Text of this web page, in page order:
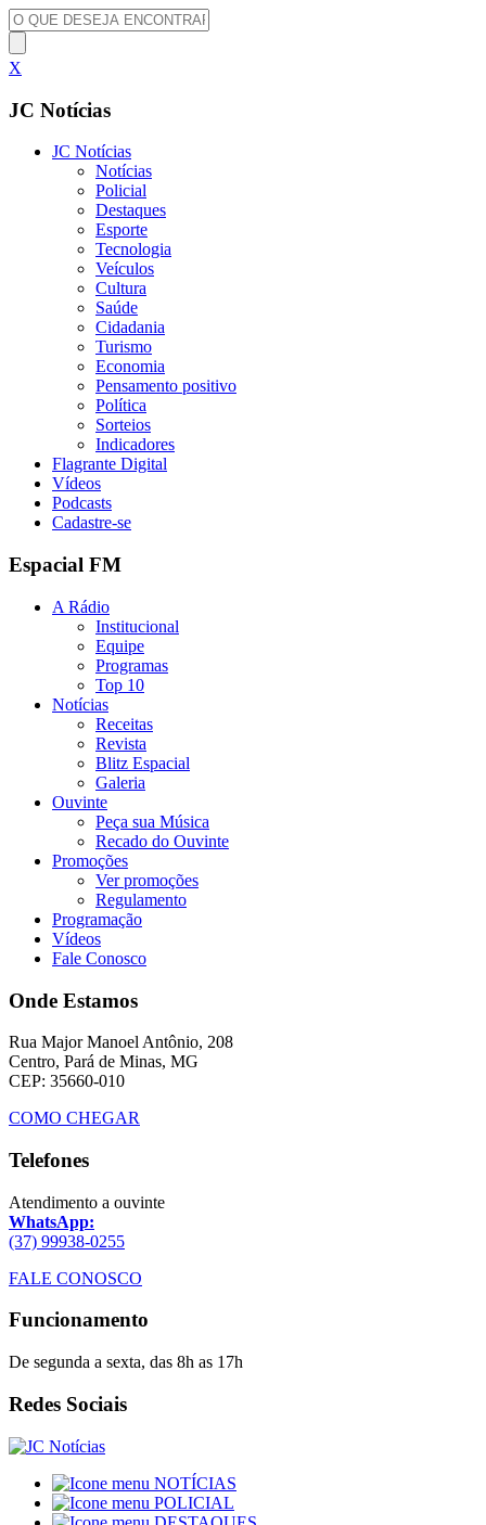
X
JC Notícias
JC Notícias
Notícias
Policial
Destaques
Esporte
Tecnologia
Veículos
Cultura
Saúde
Cidadania
Turismo
Economia
Pensamento positivo
Política
Sorteios
Indicadores
Flagrante Digital
Vídeos
Podcasts
Cadastre-se
Espacial FM
A Rádio
Institucional
Equipe
Programas
Top 10
Notícias
Receitas
Revista
Blitz Espacial
Galeria
Ouvinte
Peça sua Música
Recado do Ouvinte
Promoções
Ver promoções
Regulamento
Programação
Vídeos
Fale Conosco
Onde Estamos
Rua Major Manoel Antônio, 208
Centro, Pará de Minas, MG
CEP: 35660-010
COMO CHEGAR
Telefones
Atendimento a ouvinte
WhatsApp:
(37) 99938-0255
FALE CONOSCO
Funcionamento
De segunda a sexta, das 8h as 17h
Redes Sociais
NOTÍCIAS
POLICIAL